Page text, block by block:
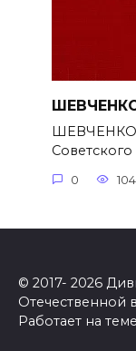
ШЕВЧЕНКО
0 104
© 2017- 2026
Отечественной
Работает на теме